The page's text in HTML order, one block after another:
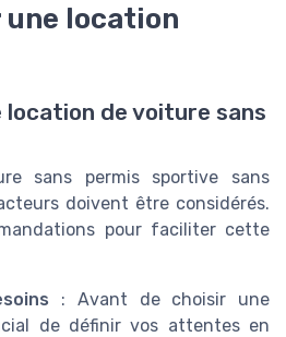
une location
location de voiture sans
sans permis sportive sans
doivent être considérés.
pour faciliter cette
: Avant de choisir une
de définir vos attentes en